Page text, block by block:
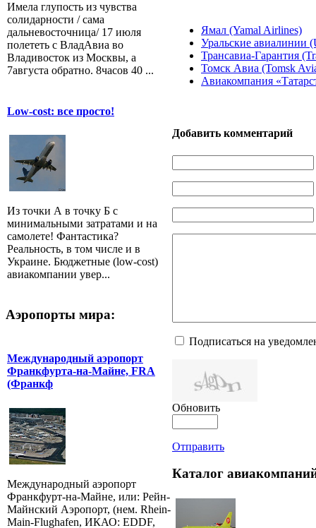
Имела глупость из чувства
солидарности / сама
дальневосточница/ 17 июля
полететь с ВладАвиа во
Владивосток из Москвы, а
7августа обратно. 8часов 40 ...
Low-cost: все просто!
Из точки А в точку Б с
минимальными затратами и на
самолете! Фантастика?
Реальность, в том числе и в
Украине. Бюджетные (low-cost)
авиакомпании увер...
Аэропорты мира:
Международный аэропорт
Франкфурта-на-Майне, FRA
(Франкф
Международный аэропорт
Франкфурт-на-Майне, или: Рейн-
Майнский Аэропорт, (нем. Rhein-
Main-Flughafen, ИКАО: EDDF,
Ямал (Yamal Airlines)
Уральские авиалинии
Трансавиа-Гарантия
Томск Авиа (Tomsk
Авиакомпания
Добавить комментарий
Подписаться на
Обновить
Отправить
Каталог